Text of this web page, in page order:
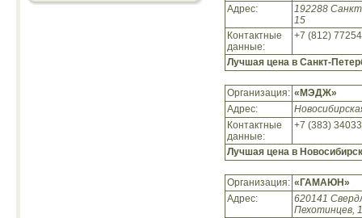
Адрес:
192288
15
Контактные
данные:
+7 (812)
Лучшая цена в Санкт-
Организация: «МЭДЖ»
Адрес:
Контактные
данные:
+7 (383)
Лучшая цена в
Организация: «ГАМАЮН»
Адрес:
620141
Пехотинцев,